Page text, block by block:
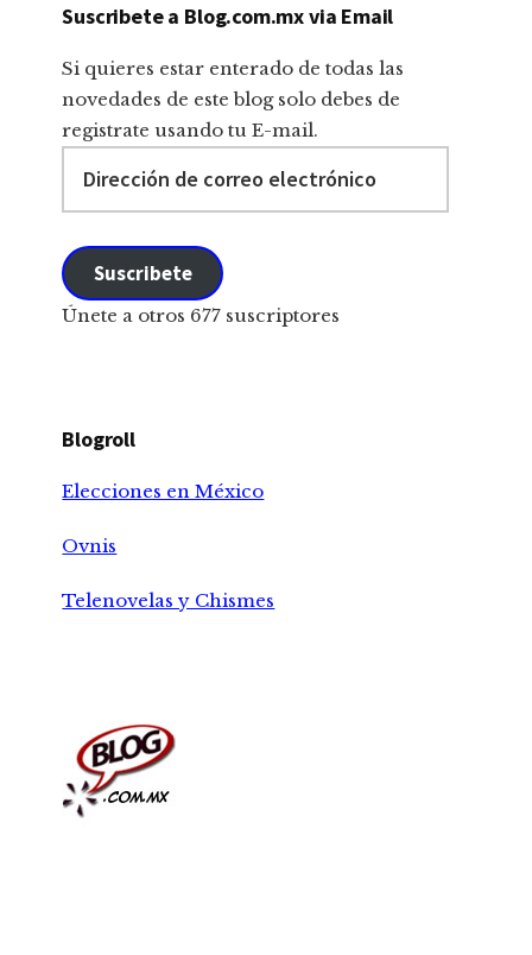
Suscribete a Blog.com.mx via Email
Si quieres estar enterado de todas las
novedades de este blog solo debes de
registrate usando tu E-mail.
electrónico
Suscribete
Únete a otros 677 suscriptores
Blogroll
Elecciones en México
Ovnis
Telenovelas y Chismes